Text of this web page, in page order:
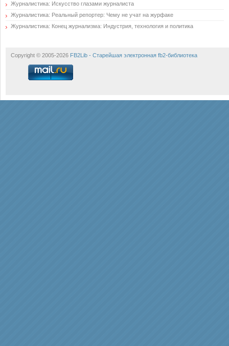
Журналистика: Искусство глазами журналиста
Журналистика: Реальный репортер: Чему не учат на журфаке
Журналистика: Конец журнализма: Индустрия, технология и политика
Copyright © 2005-2026 FB2Lib - Старейшая электронная fb2-библиотека